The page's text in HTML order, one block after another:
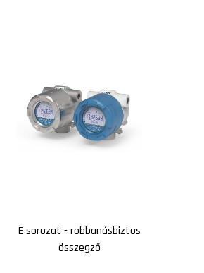
E sorozat - robbanásbiztos
összegző